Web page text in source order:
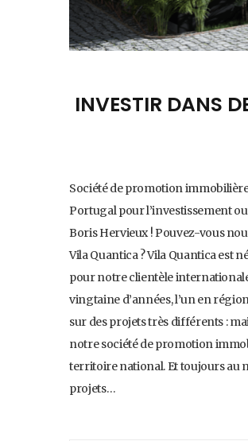
INVESTIR DANS
Société de promotion
Portugal pour l’investissement
Boris Hervieux ! Pouvez-vous
Vila Quantica ? Vila Quantica est
pour notre clientèle
vingtaine d’années, l’un en
sur des projets très différents :
notre société de promotion
territoire national. Et toujours au
projets…